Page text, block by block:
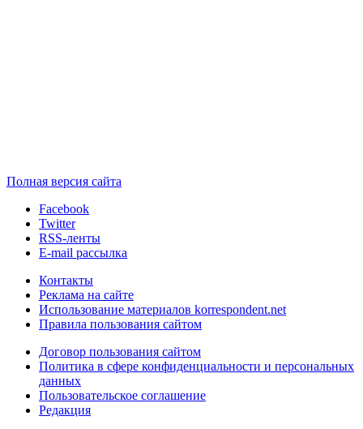
Полная версия сайта
Facebook
Twitter
RSS-ленты
E-mail рассылка
Контакты
Реклама на сайте
Использование материалов korrespondent.net
Правила пользования сайтом
Договор пользования сайтом
Политика в сфере конфиденциальности и персональных
данных
Пользовательское соглашение
Редакция